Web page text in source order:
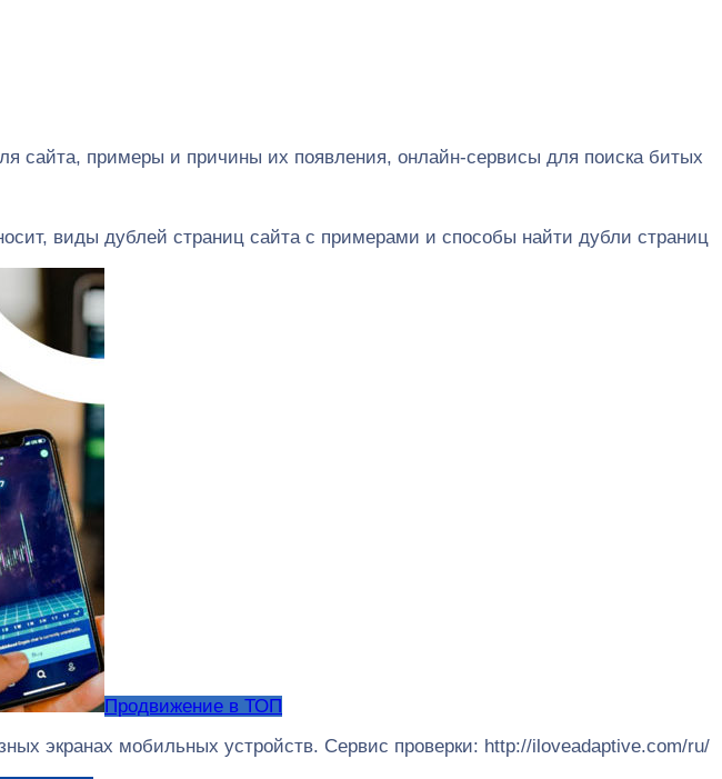
сайта, примеры и причины их появления, онлайн-сервисы для поиска битых
виды дублей страниц сайта с примерами и способы найти дубли страниц
Продвижение в ТОП
экранах мобильных устройств. Сервис проверки: http://iloveadaptive.com/ru/